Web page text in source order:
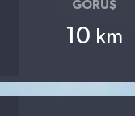
GÖRÜŞ
10 km